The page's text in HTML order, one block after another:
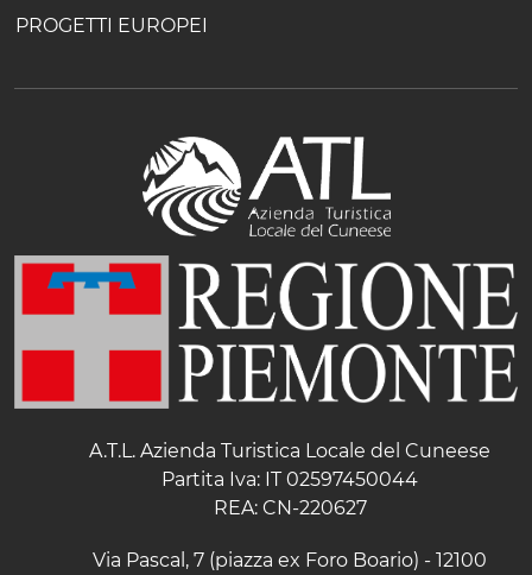
PROGETTI EUROPEI
A.T.L. Azienda Turistica Locale del Cuneese
Partita Iva: IT 02597450044
REA: CN-220627
Via Pascal, 7 (piazza ex Foro Boario) - 12100